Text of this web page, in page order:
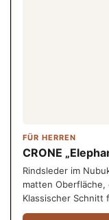
FÜR HERREN
CRONE
Rindsleder im
matten
Klassischer Schnitt